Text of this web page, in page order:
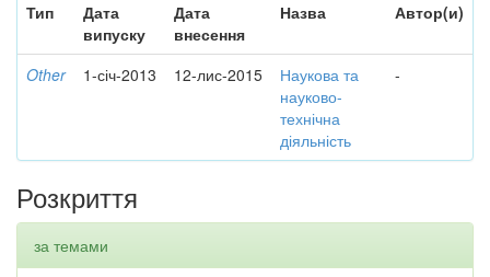
Тип
Дата
випуску
Дата
внесення
Назва Автор(и)
Other 1-січ-2013 12-лис-2015
Наукова та
науково-
технічна
діяльність
-
Розкриття
за темами